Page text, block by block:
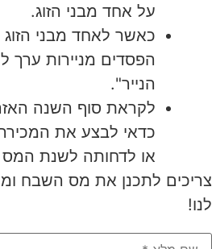
על אחד מבני הזוג.
כאשר לאחד מבני
הפסדים מניירות ערך
הנייר".
לקראת סוף השנה
כדאי לבצע את
או לדחותה לשנת
צריכים לתכנן את מס השבח
לנו!